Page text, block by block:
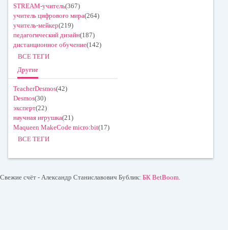
STREAM-учитель(367)
учитель цифрового мира(264)
учитель-мейкер(219)
педагогический дизайн(187)
дистанционное обучение(142)
ВСЕ ТЕГИ
Другие
TeacherDesmos(42)
Desmos(30)
эксперт(22)
научная игрушка(21)
Maqueen MakeCode micro:bit(17)
ВСЕ ТЕГИ
Свежие счёт - Александр Станиславович Бублик: БК BetBoom